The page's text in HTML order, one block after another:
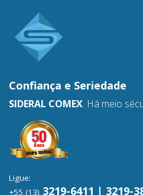
Confiança e Seriedade
SIDERAL COMEX. Há meio
Ligue:
+55 (13) 3219-6411 | 3219-